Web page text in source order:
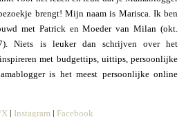
brengt! Mijn naam is Marisca. Ik ben
met Patrick en Moeder van Milan (okt.
Niets is leuker dan schrijven over het
met budgettips, uittips, persoonlijke
is het meest persoonlijke online
X | Instagram | Facebook